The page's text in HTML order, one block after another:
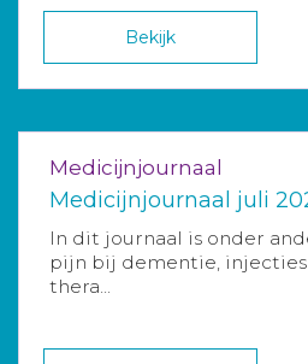
Bekijk
Medicijnjournaal
Medicijnjournaal juli
In dit journaal is onder
pijn bij dementie,
thera...